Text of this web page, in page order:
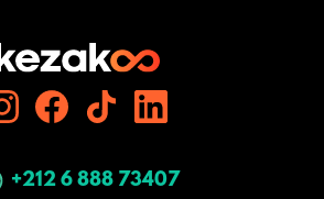
+212 6 888 73407